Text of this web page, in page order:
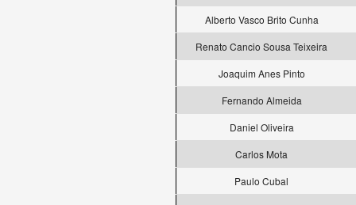
Alberto Vasco Brito Cunha
Renato Cancio Sousa Teixeira
Joaquim Anes Pinto
Fernando Almeida
Daniel Oliveira
Carlos Mota
Paulo Cubal